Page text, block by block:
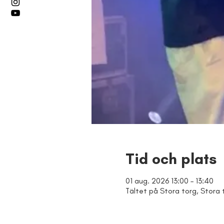
Tid och plats
01 aug. 2026 13:00 – 13:40
Tältet på Stora torg, Stora